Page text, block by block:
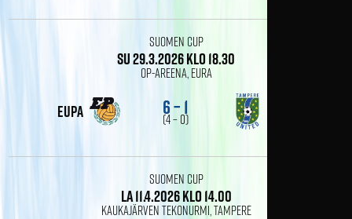
Suomen Cup
su 29.3.2026 klo 18.30
OP-Areena, Eura
EuPa 6 – 1
(4 – 0)
Suomen Cup
la 11.4.2026 klo 14.00
Kaukajärven tekonurmi, Tampere